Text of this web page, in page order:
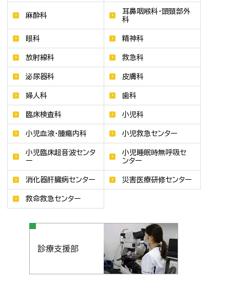
麻酔科
耳鼻咽喉科・頭頸部外
科
眼科 精神科
放射線科 救急科
泌尿器科 皮膚科
婦人科 歯科
臨床検査科 小児科
小児血液・腫瘍内科 小児救急センター
小児臨床超音波センタ
ー
小児睡眠時無呼吸セ
ンター
消化器肝臓病センター 災害医療研修センター
救命救急センター